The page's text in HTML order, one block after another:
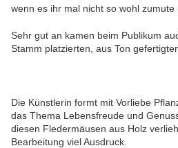
wenn es ihr mal nicht so wohl zumute
Sehr gut an kamen beim Publikum
Stamm platzierten, aus Ton
Die Künstlerin formt mit Vorliebe
das Thema Lebensfreude und
diesen Fledermäusen aus Holz
Bearbeitung viel Ausdruck.